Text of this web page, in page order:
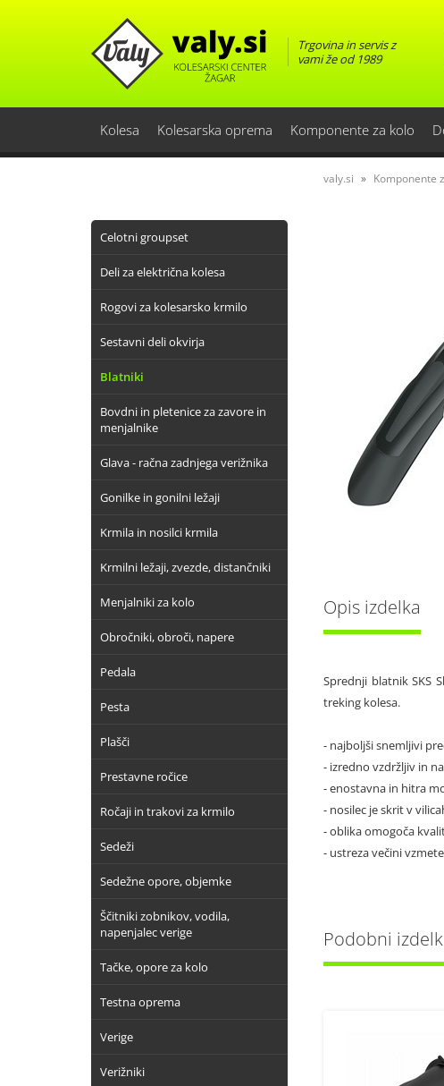
Trgovina in servis z
vami že od 1989
Kolesa Kolesarska oprema Komponente za kolo
Celotni groupset
Deli za električna kolesa
Rogovi za kolesarsko krmilo
Sestavni deli okvirja
Blatniki
Bovdni in pletenice za zavore in
menjalnike
Glava - račna zadnjega verižnika
Gonilke in gonilni ležaji
Krmila in nosilci krmila
Krmilni ležaji, zvezde, distančniki
Menjalniki za kolo
Obročniki, obroči, napere
Pedala
Pesta
Plašči
Prestavne ročice
Ročaji in trakovi za krmilo
Sedeži
Sedežne opore, objemke
Ščitniki zobnikov, vodila,
napenjalec verige
Tačke, opore za kolo
Testna oprema
Verige
Verižniki
valy.si Komponente
Opis izdelka
Sprednji blatnik SKS
treking kolesa.
- najboljši snemljivi
- izredno vzdržljiv in
- enostavna in hitra
- nosilec je skrit v
- oblika omogoča
- ustreza večini
Podobni